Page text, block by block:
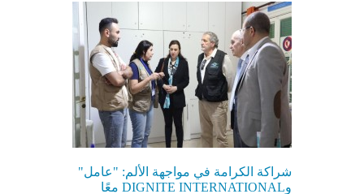
شراكة الكرامة في مواجهة الألم: "عامل"
وDIGNITE INTERNATIONAL معًا